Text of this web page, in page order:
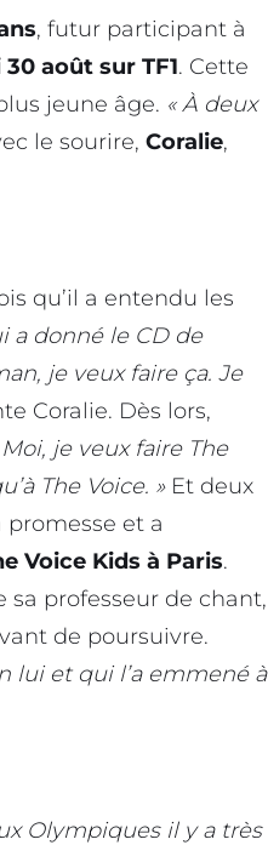
, futur participant à
août sur TF1. Cette
jeune âge. « À deux
le sourire, Coralie,
qu’il a entendu les
a donné le CD de
je veux faire ça. Je
Coralie. Dès lors,
je veux faire The
The Voice. »Et deux
promesse et a
Voice Kids à Paris.
sa professeur de chant,
de poursuivre.
lui et qui l’a emmené à
Olympiques il y a très